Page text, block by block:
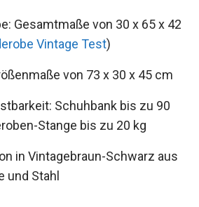
Gesamtmaße von 30 x 65 x 42
Vintage Test)
von 73 x 30 x 45 cm
Schuhbank bis zu 90
Stange bis zu 20 kg
in Vintagebraun-Schwarz aus
und Stahl